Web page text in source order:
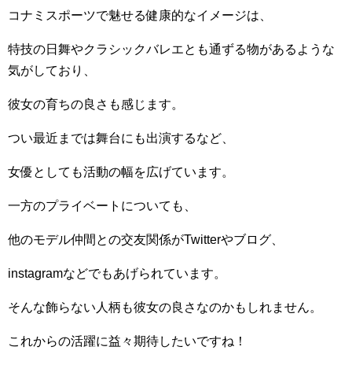
コナミスポーツで魅せる健康的なイメージは、
特技の日舞やクラシックバレエとも通ずる物があるような
気がしており、
彼女の育ちの良さも感じます。
つい最近までは舞台にも出演するなど、
女優としても活動の幅を広げています。
一方のプライベートについても、
他のモデル仲間との交友関係がTwitterやブログ、
instagramなどでもあげられています。
そんな飾らない人柄も彼女の良さなのかもしれません。
これからの活躍に益々期待したいですね！